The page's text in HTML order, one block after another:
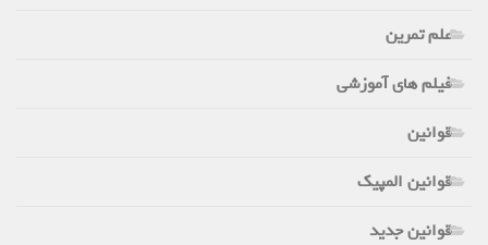
علم تمرین
فیلم های آموزشی
قوانین
قوانین المپیک
قوانین جدید